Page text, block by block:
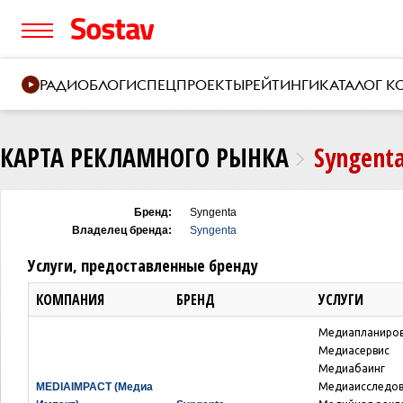
РАДИОБЛОГИСПЕЦПРОЕКТЫРЕЙТИНГИКАТАЛОГ
КАРТА РЕКЛАМНОГО РЫНКА
Бренд:
Syngenta
Владелец бренда:
Syngenta
Услуги, предоставленные бренду
КОМПАНИЯ БРЕНД УСЛУГИ
MEDIAIMPACT (Медиа
Медиасервис
Медиабаинг